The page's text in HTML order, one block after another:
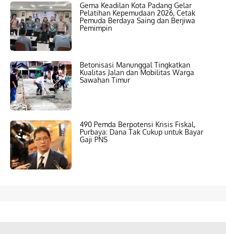
Gema Keadilan Kota Padang Gelar
Pelatihan Kepemudaan 2026, Cetak
Pemuda Berdaya Saing dan Berjiwa
Pemimpin
Betonisasi Manunggal Tingkatkan
Kualitas Jalan dan Mobilitas Warga
Sawahan Timur
490 Pemda Berpotensi Krisis Fiskal,
Purbaya: Dana Tak Cukup untuk Bayar
Gaji PNS